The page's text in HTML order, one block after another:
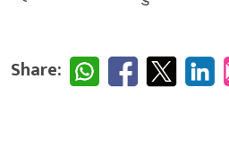
Share: